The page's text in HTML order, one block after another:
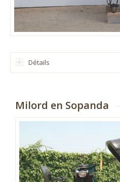
Détails
Milord en Sopanda